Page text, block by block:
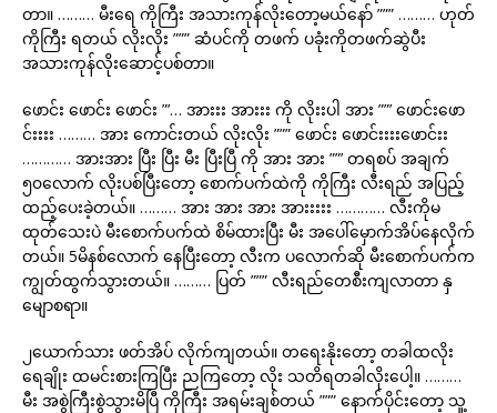
တာ။ ……… မီးရေ ကိုကြီး အသားကုန်လိုးတော့မယ်နော် ””” ……… ဟုတ်
ကိုကြီး ရတယ် လိုးလိုး ””” ဆံပင်ကို တဖက် ပခုံးကိုတဖက်ဆွဲပီး
အသားကုန်လိုးဆောင့်ပစ်တာ။
ဖောင်း ဖောင်း ဖောင်း ”’… အားးး အားးး ကို လိုးးပါ အား ””’ ဖောင်းဖော
င်းးးး ……… အား ကောင်းတယ် လိုးလိုး ””” ဖောင်း ဖောင်းးးးဖောင်းး
………… အားအား ပြီး ပြီး မီး ပြီးပြီ ကို အား အား ””’ တရစပ် အချက်
၅၀လောက် လိုးပစ်ပြီးတော့ စောက်ပက်ထဲကို ကိုကြီး လီးရည် အပြည့်
ထည့်ပေးခဲ့တယ်။ ……… အား အား အား အားးးးး ………… လီးကိုမ
ထုတ်သေးပဲ မီးစောက်ပက်ထဲ စိမ်ထားပြီး မီး အပေါ်မှောက်အိပ်နေလိုက်
တယ်။ 5မိနစ်လောက် နေပြီးတော့ လီးက ပလောက်ဆို မီးစောက်ပက်က
ကျွတ်ထွက်သွားတယ်။ ……… ပြတ် ””” လီးရည်တေစီးကျလာတာ နှ
မျောစရာ။
၂ယောက်သား ဖတ်အိပ် လိုက်ကျတယ်။ တရေးနိုးတော့ တခါထလိုး
ရေချိုး ထမင်းစားကြပြီး ညကြတော့ လိုး သတိရတခါလိုးပေါ့။ ………
မီး အစွဲကြီးစွဲသွားမိပြီ ကိုကြီး အရမ်းချစ်တယ် ””” နောက်ပိုင်းတော့ သူ့